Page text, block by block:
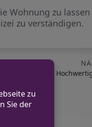
Wohnung zu
zu verständigen.
in Eitorf: